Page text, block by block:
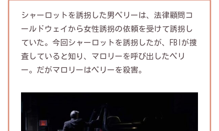
シャーロットを誘拐した男ペリーは、法律顧問コ
ールドウェイから女性誘拐の依頼を受けて誘拐し
ていた。今回シャーロットを誘拐したが、FBIが捜
査していると知り、マロリーを呼び出したペリ
ー。だがマロリーはペリーを殺害。